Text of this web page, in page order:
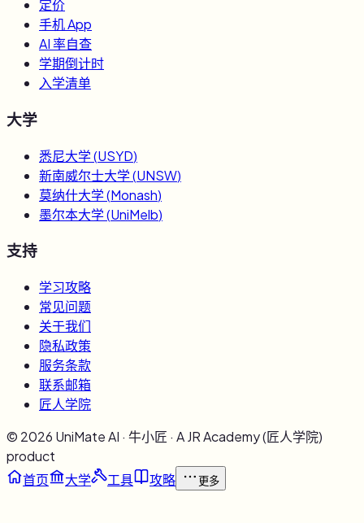
定价
手机 App
AI 率自查
学期倒计时
入学清单
大学
悉尼大学(USYD)
新南威尔士大学(UNSW)
莫纳什大学(Monash)
墨尔本大学(UniMelb)
支持
学习攻略
常见问题
关于我们
隐私政策
服务条款
联系邮箱
匠人学院
© 2026 UniMate AI · 牛小匠 · A JR Academy (匠人学院)
product
首页
大学 工具 攻略 更多